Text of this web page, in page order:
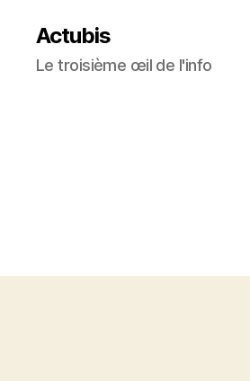
Actubis
Le troisième œil de l'info